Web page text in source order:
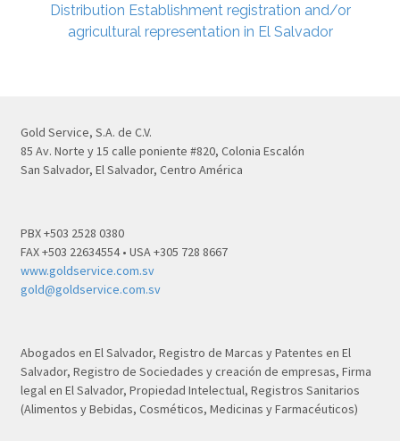
Distribution Establishment registration and/or
agricultural representation in El Salvador
Gold Service, S.A. de C.V.
85 Av. Norte y 15 calle poniente #820, Colonia Escalón
San Salvador, El Salvador, Centro América
PBX +503 2528 0380
FAX +503 22634554 • USA +305 728 8667
www.goldservice.com.sv
gold@goldservice.com.sv
Abogados en El Salvador, Registro de Marcas y Patentes en El
Salvador, Registro de Sociedades y creación de empresas, Firma
legal en El Salvador, Propiedad Intelectual, Registros Sanitarios
(Alimentos y Bebidas, Cosméticos, Medicinas y Farmacéuticos)